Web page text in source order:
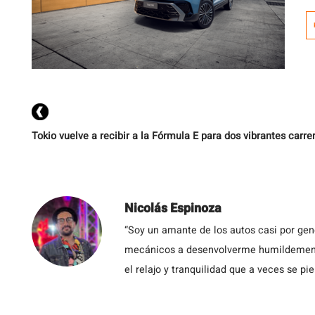
Tokio vuelve a recibir a la Fórmula E para dos vibrantes
Nicolás Espinoza
“Soy un amante de los autos casi por
mecánicos a desenvolverme
el relajo y tranquilidad que a veces se